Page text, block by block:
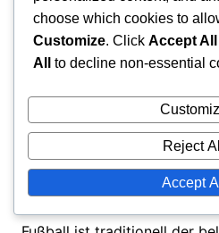
Sport ist. Die Popularität
gewachsen, insbesondere in
starke lokale Vereine und
gibt.
Beliebtheit von
zu Fußball in
choose which cookies to
Customize. Click Accept All
All
to decline non-essential
Reject All
Accept All